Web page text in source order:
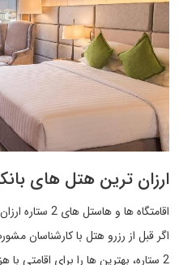
ارزان ترین هتل های
اقامتگاه ها و
اگر قبل از رزرو هتل با کارشناسان
2 ستاره، بهترین ها را برای اقامتی با هزینه پایین و کیفیت بالا پیدا کنید.